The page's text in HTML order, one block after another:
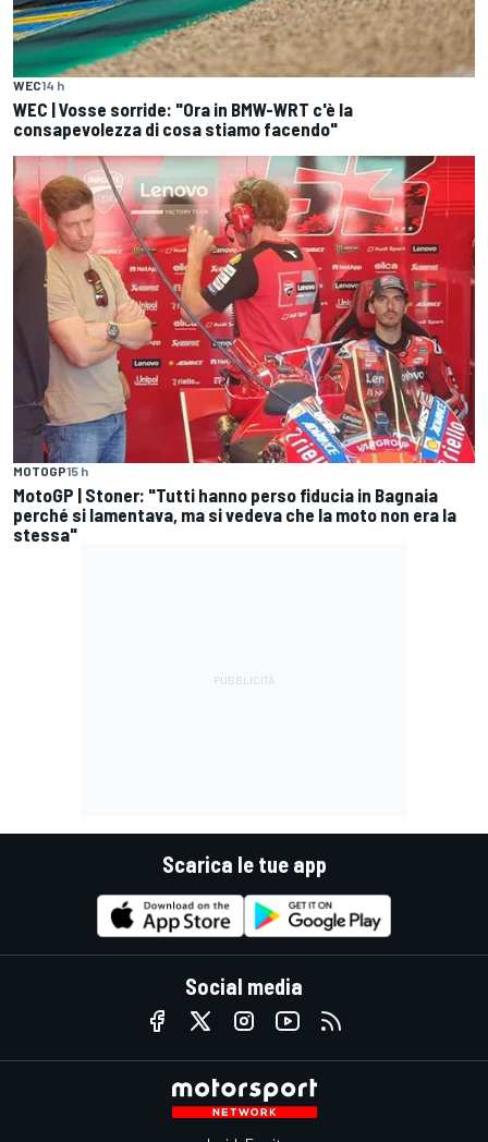
WEC14 h
WEC | Vosse sorride: "Ora in BMW-WRT c'è la
consapevolezza di cosa stiamo facendo"
MOTOGP15 h
MotoGP | Stoner: "Tutti hanno perso fiducia in Bagnaia
perché si lamentava, ma si vedeva che la moto non era la
stessa"
Scarica le tue app
Social media